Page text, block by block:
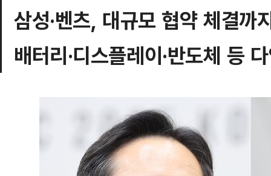
삼성·벤츠, 대규모 협약 체결
배터리·디스플레이·반도체 등